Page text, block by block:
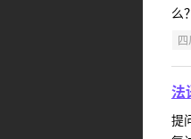
么
法
提